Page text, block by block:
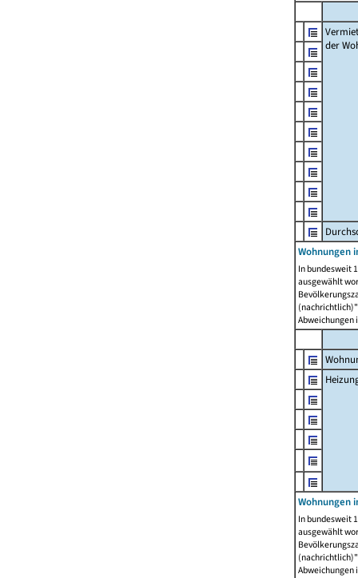
der
Wohnungen
In bundesweit
ausgewählt
Abweichungen
Wohnungen
In bundesweit
ausgewählt
Abweichungen